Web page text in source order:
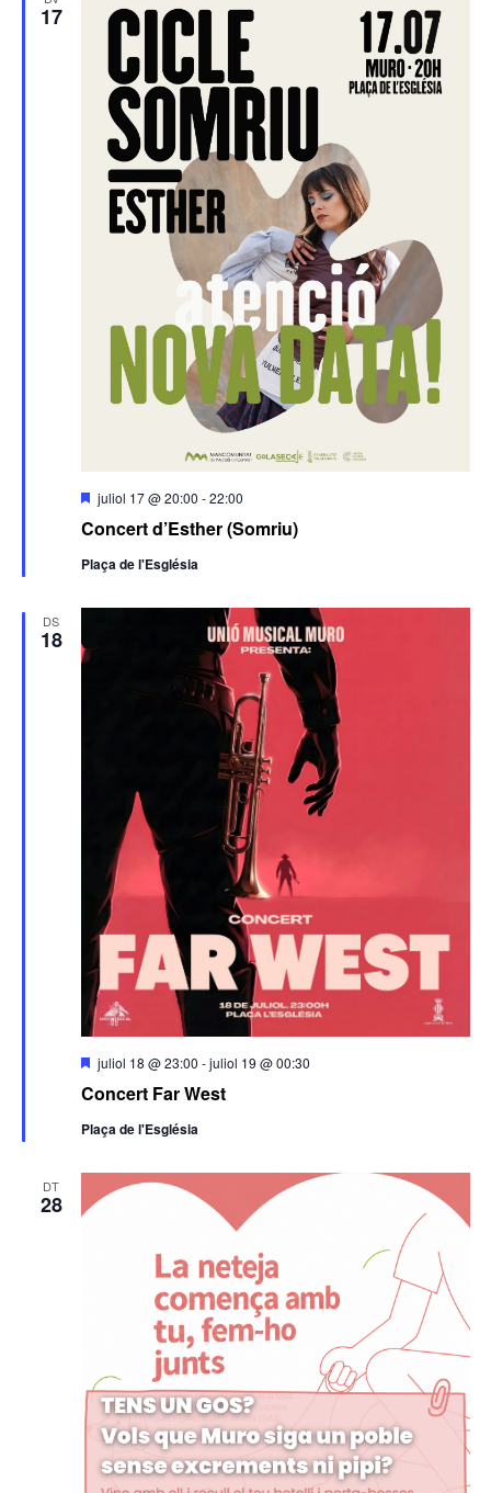
17
Concert d’Esther (Somriu)
Destacats
juliol 17 @ 20:00 -22:00
Plaça de l'Església
DS
18
Concert Far West
Destacats
juliol 18 @ 23:00 -juliol 19 @ 00:30
Plaça de l'Església
DT
28